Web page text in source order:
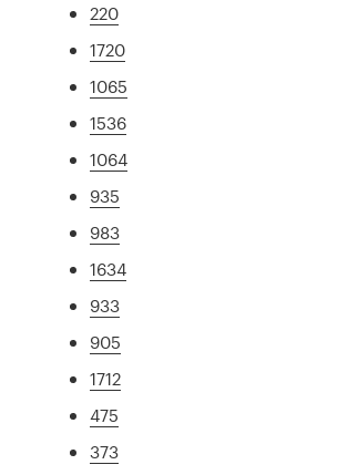
220
1720
1065
1536
1064
935
983
1634
933
905
1712
475
373